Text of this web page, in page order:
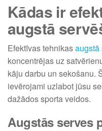
Kādas ir
augstā
Efektīvas tehnikasaugstā
koncentrējas uz
kāju darbu un sekošanu.
ievērojami uzlabot jūsu
dažādos sporta veidos.
Augstās serves